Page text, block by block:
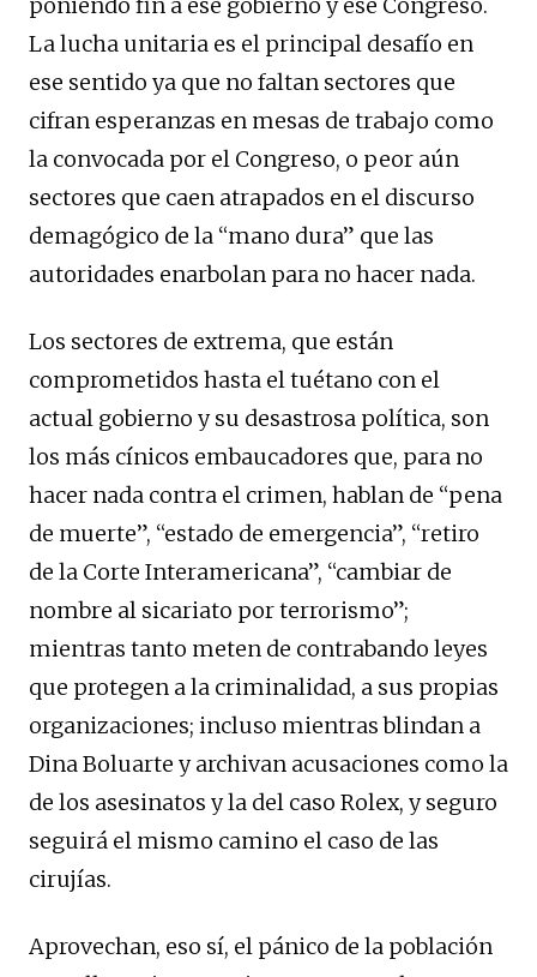
poniendo fin a ese gobierno y ese Congreso.
La lucha unitaria es el principal desafío en
ese sentido ya que no faltan sectores que
cifran esperanzas en mesas de trabajo como
la convocada por el Congreso, o peor aún
sectores que caen atrapados en el discurso
demagógico de la “mano dura” que las
autoridades enarbolan para no hacer nada.
Los sectores de extrema, que están
comprometidos hasta el tuétano con el
actual gobierno y su desastrosa política, son
los más cínicos embaucadores que, para no
hacer nada contra el crimen, hablan de “pena
de muerte”, “estado de emergencia”, “retiro
de la Corte Interamericana”, “cambiar de
nombre al sicariato por terrorismo”;
mientras tanto meten de contrabando leyes
que protegen a la criminalidad, a sus propias
organizaciones; incluso mientras blindan a
Dina Boluarte y archivan acusaciones como la
de los asesinatos y la del caso Rolex, y seguro
seguirá el mismo camino el caso de las
cirujías.
Aprovechan, eso sí, el pánico de la población